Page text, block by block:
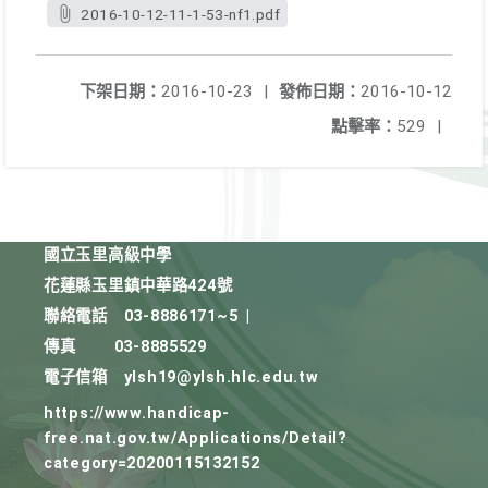
2016-10-12-11-1-53-nf1.pdf
發佈日期： 2016-10-12
下架日期： 2016-10-23
|
點擊率： 529 |
國立玉里高級中學
花蓮縣玉里鎮中華路424號
聯絡電話
03-8886171~5
傳真
03-8885529
電子信箱
ylsh19@ylsh.hlc.edu.tw
https://www.handicap-
free.nat.gov.tw/Applications/Detail?
category=20200115132152